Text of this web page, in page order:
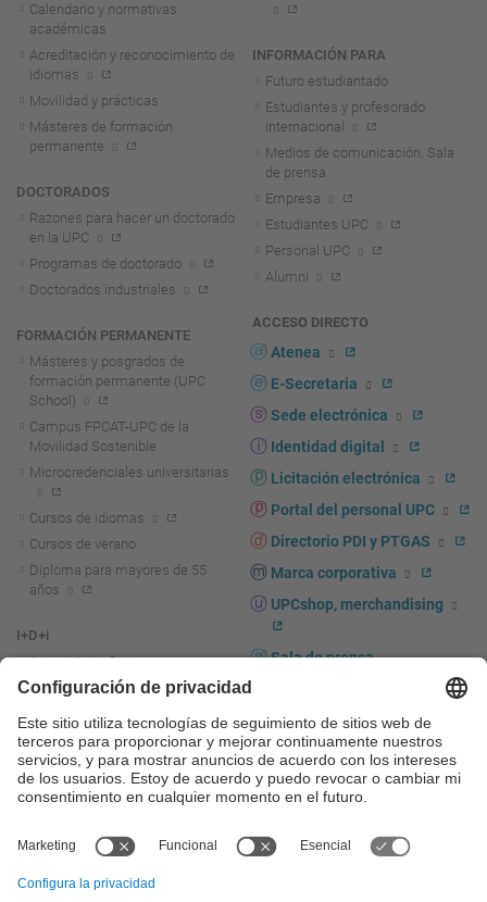
Calendario y normativas
académicas
Acreditación y reconocimiento de
idiomas
Movilidad y prácticas
Másteres de formación
permanente
DOCTORADOS
Razones para hacer un doctorado
en la UPC
Programas de doctorado
Doctorados industriales
FORMACIÓN PERMANENTE
Másteres y posgrados de
formación permanente (UPC
School)
Campus FPCAT-UPC de la
Movilidad Sostenible
Microcredenciales universitarias
Cursos de idiomas
Cursos de verano
Diploma para mayores de 55
años
I+D+i
Actualidad I+D+I
La investigación en la UPC
Fomento y apoyo a la
investigación
La transferencia, el
emprendimiento y la innovación
en la UPC
transferencia, el emprendimiento
Servicios a las empresas
INFORMACIÓN PARA
Futuro estudiantado
Estudiantes y profesorado
internacional
Medios de comunicación. Sala
de prensa
Empresa
Estudiantes UPC
Personal UPC
Alumni
ACCESO DIRECTO
Atenea
E-Secretaria
Sede electrónica
Identidad digital
Licitación electrónica
Portal del personal UPC
Directorio PDI y PTGAS
Marca corporativa
UPCshop, merchandising
Sala de prensa